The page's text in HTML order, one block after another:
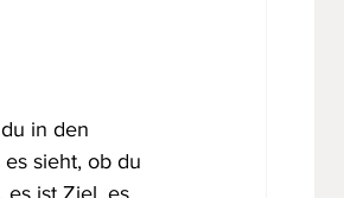
in den
sieht, ob du